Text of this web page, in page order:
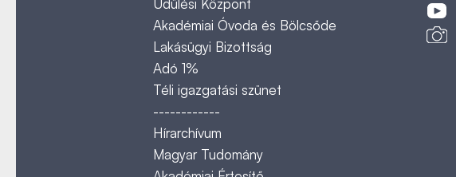
Üdülési Központ
Akadémiai Óvoda és Bölcsőde
Lakásügyi Bizottság
Adó 1%
Téli igazgatási szünet
------------
Hírarchívum
Magyar Tudomány